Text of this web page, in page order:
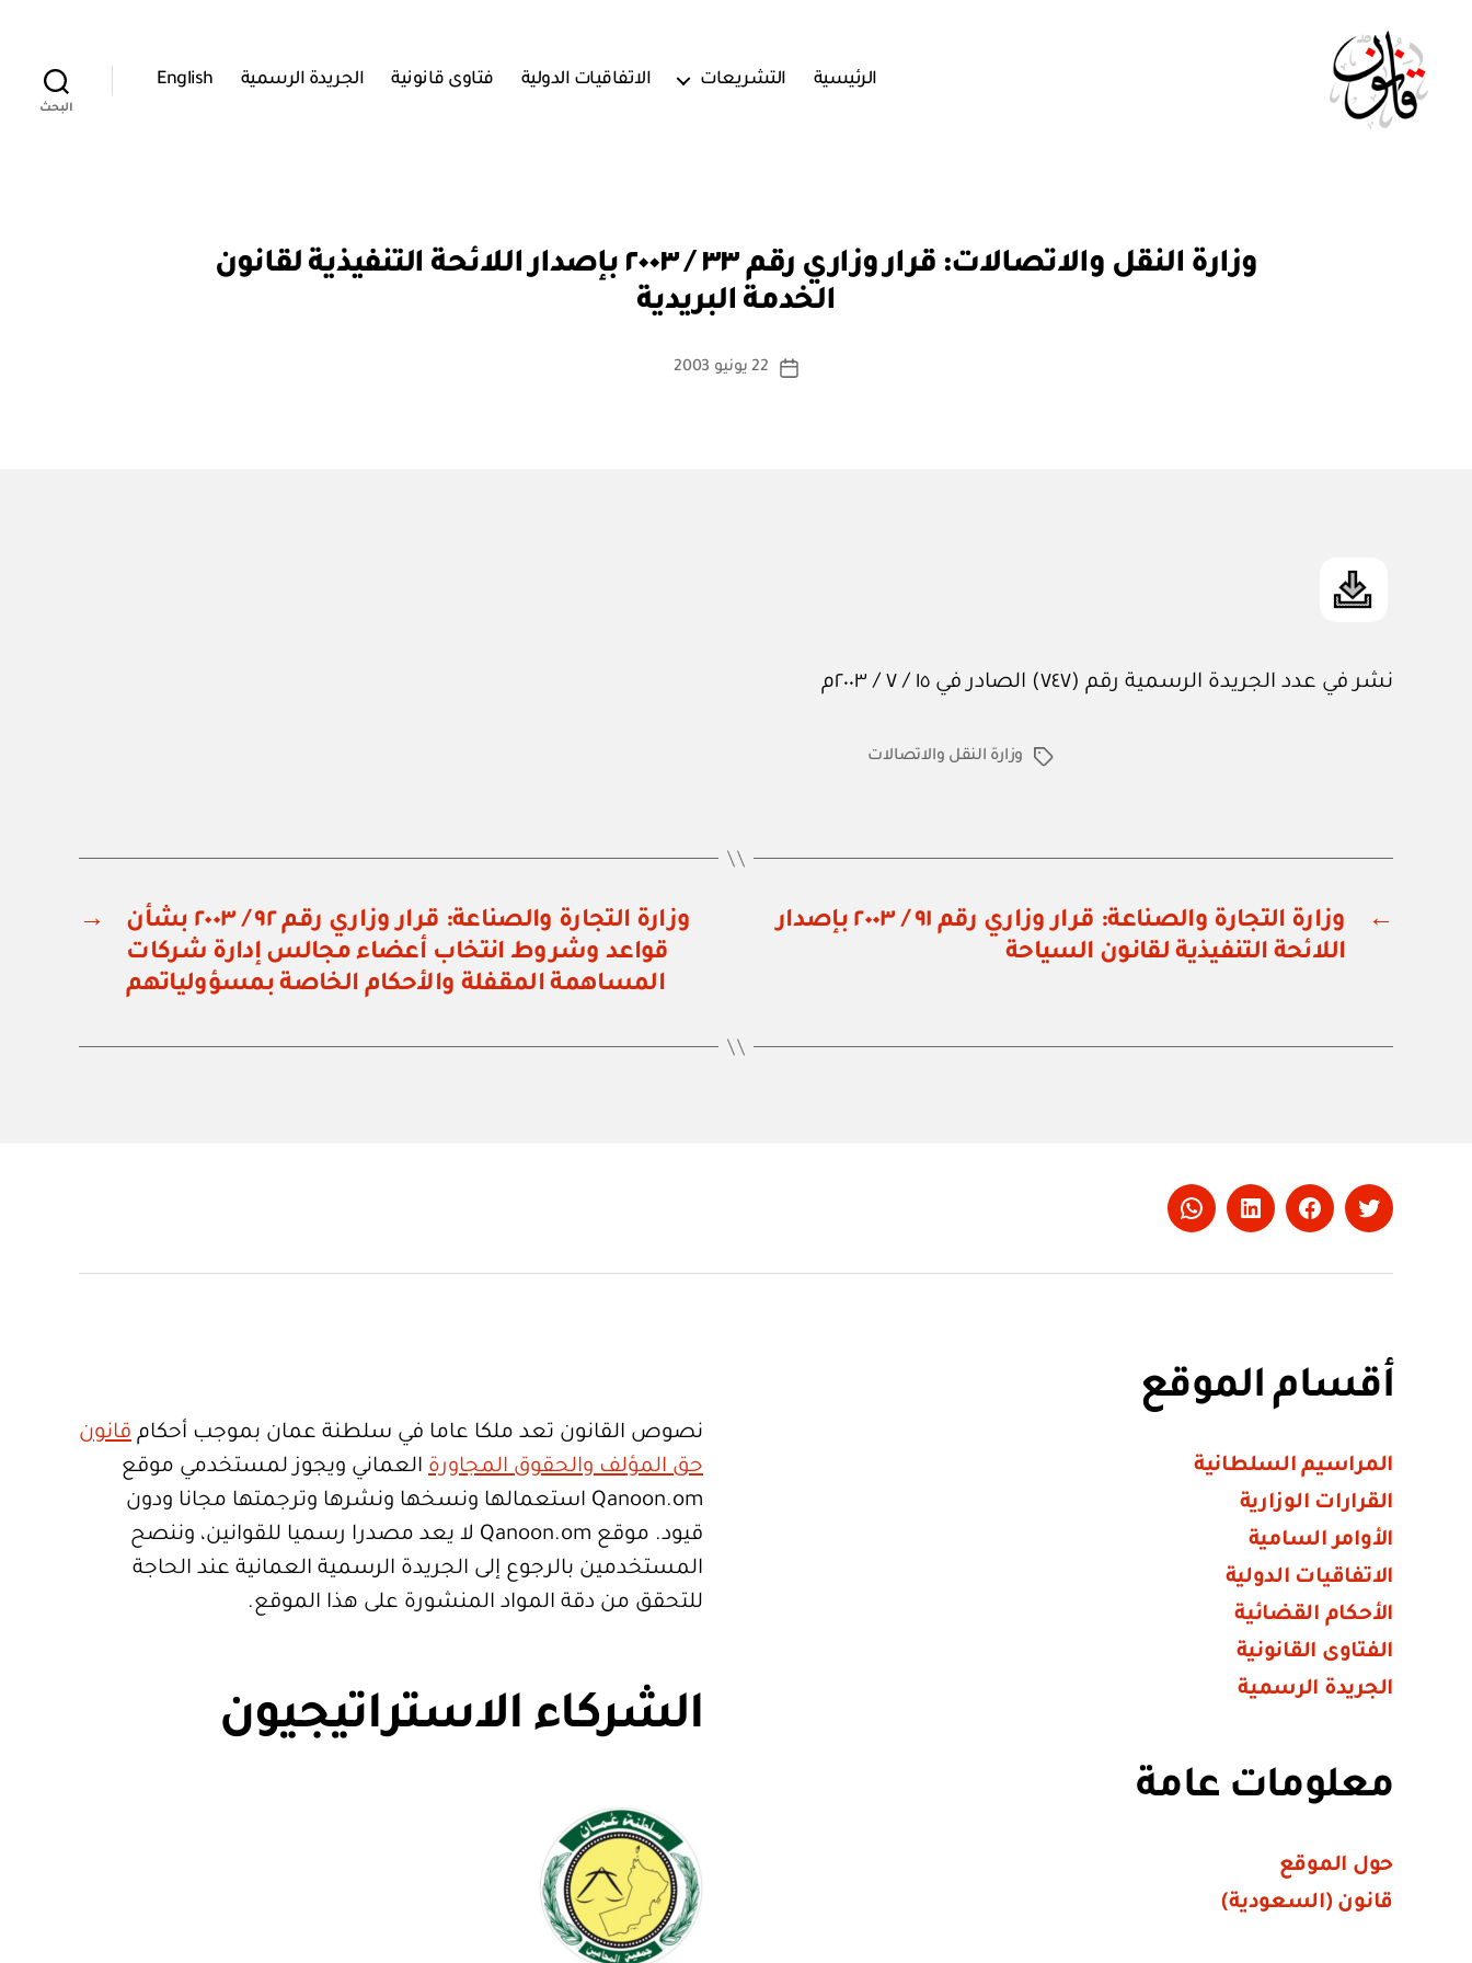
الرئيسية التشريعات الاتفاقيات الدولية فتاوى قانونية الجريدة الرسمية English
البحث
التصنيفات
وزارة النقل والاتصالات: قرار وزاري رقم ٣٣ / ٢٠٠٣ بإصدار اللائحة التنفيذية لقانون
الخدمة البريدية
كاتب
بو
ا
س
ة
تاريخ
22 يونيو 2003
نشر في عدد الجريدة الرسمية رقم (٧٤٧) الصادر في ١٥ / ٧ / ٢٠٠٣م
الوسوموزارة النقل والاتصالات
←
وزارة التجارة والصناعة: قرار وزاري رقم ٩١ / ٢٠٠٣ بإصدار
اللائحة التنفيذية لقانون السياحة
→
وزارة التجارة والصناعة: قرار وزاري رقم ٩٢ / ٢٠٠٣ بشأن
قواعد وشروط انتخاب أعضاء مجالس إدارة شركات
المساهمة المقفلة والأحكام الخاصة بمسؤولياتهم
Twitter
Facebook
LinkedIn
Whatsapp
أقسام الموقع
المراسيم السلطانية
القرارات الوزارية
الأوامر السامية
الاتفاقيات الدولية
الأحكام القضائية
الفتاوى القانونية
الجريدة الرسمية
معلومات عامة
حول الموقع
قانون (السعودية)
نصوص القانون تعد ملكا عاما في سلطنة عمان بموجب أحكام قانون
حق المؤلف والحقوق المجاورة العماني ويجوز لمستخدمي موقع
Qanoon.om استعمالها ونسخها ونشرها وترجمتها مجانا ودون
قيود. موقع Qanoon.om لا يعد مصدرا رسميا للقوانين، وننصح
المستخدمين بالرجوع إلى الجريدة الرسمية العمانية عند الحاجة
للتحقق من دقة المواد المنشورة على هذا الموقع.
الشركاء الاستراتيجيون